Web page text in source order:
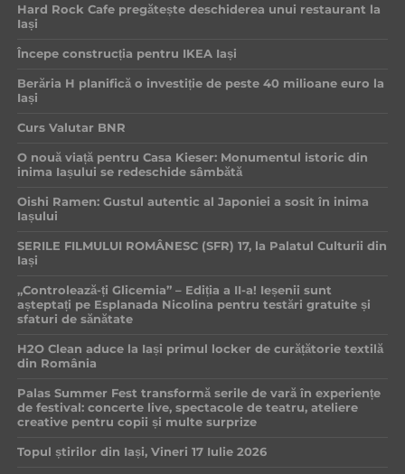
Hard Rock Cafe pregătește deschiderea unui restaurant la
Iași
Începe construcția pentru IKEA Iași
Berăria H planifică o investiție de peste 40 milioane euro la
Iași
Curs Valutar BNR
O nouă viață pentru Casa Kieser: Monumentul istoric din
inima Iașului se redeschide sâmbătă
Oishi Ramen: Gustul autentic al Japoniei a sosit în inima
Iașului
SERILE FILMULUI ROMÂNESC (SFR) 17, la Palatul Culturii din
Iași
„Controlează-ți Glicemia” – Ediția a II-a! Ieșenii sunt
așteptați pe Esplanada Nicolina pentru testări gratuite și
sfaturi de sănătate
H2O Clean aduce la Iași primul locker de curățătorie textilă
din România
Palas Summer Fest transformă serile de vară în experiențe
de festival: concerte live, spectacole de teatru, ateliere
creative pentru copii și multe surprize
Topul știrilor din Iași, Vineri 17 Iulie 2026